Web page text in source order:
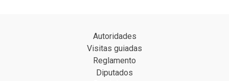
Autoridades
Visitas guiadas
Reglamento
Diputados